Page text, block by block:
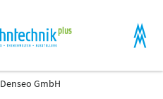
Denseo GmbH